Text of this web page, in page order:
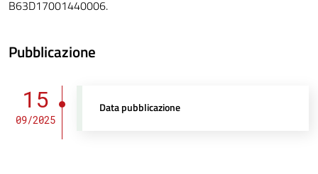
B63D17001440006.
Pubblicazione
15
09/2025
Data pubblicazione